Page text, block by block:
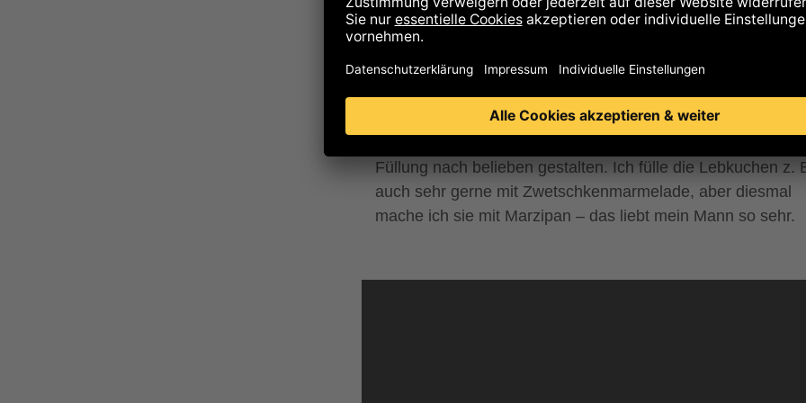
Dieses Rezept ist nicht nur unkompliziert, sondern auch
flexibel. Man kann jedes Mehl nehmen, das man mag, einen
Füllung nach belieben gestalten. Ich fülle die Lebkuchen z.
auch sehr gerne mit Zwetschkenmarmelade, aber diesmal
mache ich sie mit Marzipan – das liebt mein Mann so sehr.